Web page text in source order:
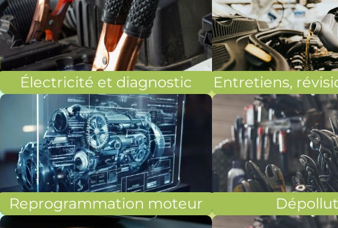
Électricité et diagnostic Entretiens,
Reprogrammation moteur